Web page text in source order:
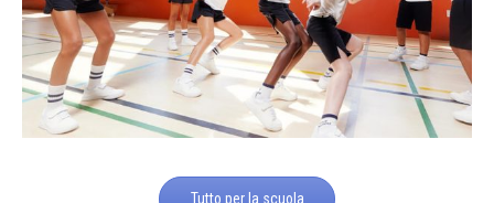
Tutto per la scuola